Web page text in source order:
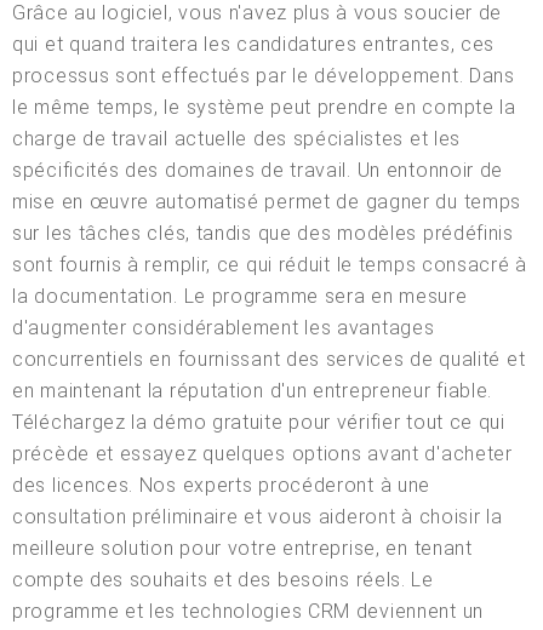
Grâce au logiciel, vous n'avez plus à vous soucier de
qui et quand traitera les candidatures entrantes, ces
processus sont effectués par le développement. Dans
le même temps, le système peut prendre en compte la
charge de travail actuelle des spécialistes et les
spécificités des domaines de travail. Un entonnoir de
mise en œuvre automatisé permet de gagner du temps
sur les tâches clés, tandis que des modèles prédéfinis
sont fournis à remplir, ce qui réduit le temps consacré à
la documentation. Le programme sera en mesure
d'augmenter considérablement les avantages
concurrentiels en fournissant des services de qualité et
en maintenant la réputation d'un entrepreneur fiable.
Téléchargez la démo gratuite pour vérifier tout ce qui
précède et essayez quelques options avant d'acheter
des licences. Nos experts procéderont à une
consultation préliminaire et vous aideront à choisir la
meilleure solution pour votre entreprise, en tenant
compte des souhaits et des besoins réels. Le
programme et les technologies CRM deviennent un